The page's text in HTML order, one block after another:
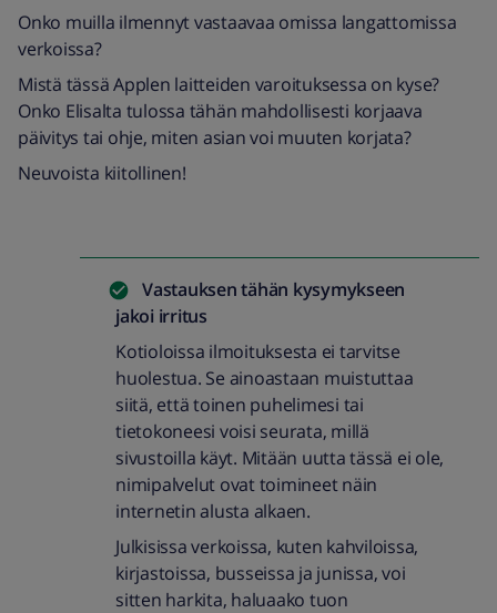
Onko muilla ilmennyt vastaavaa omissa langattomissa
verkoissa?
Mistä tässä Applen laitteiden varoituksessa on kyse?
Onko Elisalta tulossa tähän mahdollisesti korjaava
päivitys tai ohje, miten asian voi muuten korjata?
Neuvoista kiitollinen!
Vastauksen tähän kysymykseen
jakoi irritus
Kotioloissa ilmoituksesta ei tarvitse
huolestua. Se ainoastaan muistuttaa
siitä, että toinen puhelimesi tai
tietokoneesi voisi seurata, millä
sivustoilla käyt. Mitään uutta tässä ei ole,
nimipalvelut ovat toimineet näin
internetin alusta alkaen.
Julkisissa verkoissa, kuten kahviloissa,
kirjastoissa, busseissa ja junissa, voi
sitten harkita, haluaako tuon